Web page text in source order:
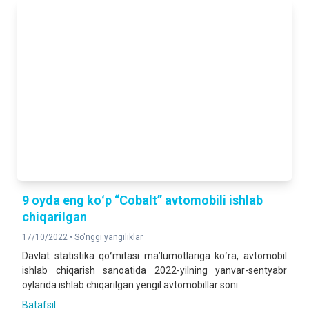
9 oyda eng koʻp “Cobalt” avtomobili ishlab
chiqarilgan
17/10/2022 • So'nggi yangiliklar
Davlat statistika qoʻmitasi maʼlumotlariga koʻra, avtomobil
ishlab chiqarish sanoatida 2022-yilning yanvar-sentyabr
oylarida ishlab chiqarilgan yengil avtomobillar soni:
Batafsil ...